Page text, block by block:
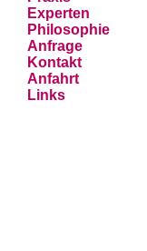
Experten
Philosophie
Anfrage
Kontakt
Anfahrt
Links